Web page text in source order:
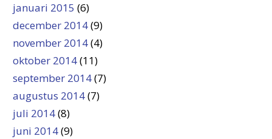
januari 2015 (6)
december 2014(9)
november 2014(4)
oktober 2014(11)
september 2014(7)
augustus 2014(7)
juli 2014(8)
juni 2014(9)